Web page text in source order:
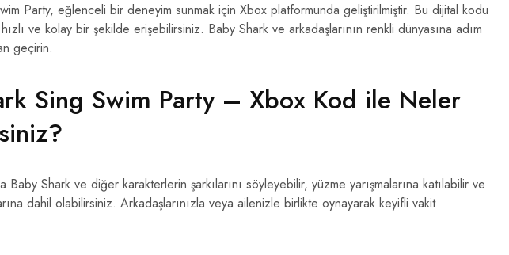
Party, eğlenceli bir deneyim sunmak için Xbox platformunda geliştirilmiştir. Bu dijital kodu
ve kolay bir şekilde erişebilirsiniz. Baby Shark ve arkadaşlarının renkli dünyasına adım
geçirin.
Sing Swim Party – Xbox Kod ile Neler
Shark ve diğer karakterlerin şarkılarını söyleyebilir, yüzme yarışmalarına katılabilir ve
dahil olabilirsiniz. Arkadaşlarınızla veya ailenizle birlikte oynayarak keyifli vakit